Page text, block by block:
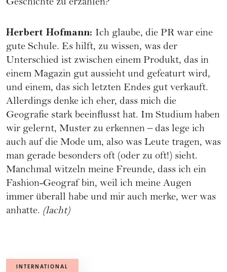
Geschichte zu erzählen?
Herbert Hofmann: Ich glaube, die PR war eine
gute Schule. Es hilft, zu wissen, was der
Unterschied ist zwischen einem Produkt, das in
einem Magazin gut aussieht und gefeaturt wird,
und einem, das sich letzten Endes gut verkauft.
Allerdings denke ich eher, dass mich die
Geografie stark beeinflusst hat. Im Studium haben
wir gelernt, Muster zu erkennen – das lege ich
auch auf die Mode um, also was Leute tragen, was
man gerade besonders oft (oder zu oft!) sieht.
Manchmal witzeln meine Freunde, dass ich ein
Fashion-Geograf bin, weil ich meine Augen
immer überall habe und mir auch merke, wer was
anhatte. (lacht)
INTERNATIONAL